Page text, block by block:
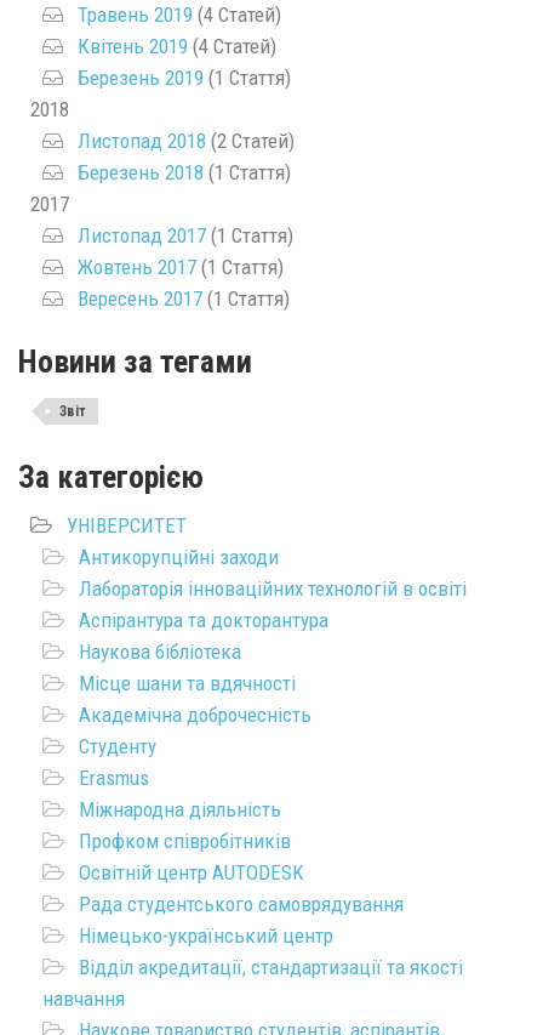
Травень 2019 (4 Статей)
Квітень 2019 (4 Статей)
Березень 2019 (1 Стаття)
2018
Листопад 2018 (2 Статей)
Березень 2018 (1 Стаття)
2017
Листопад 2017 (1 Стаття)
Жовтень 2017 (1 Стаття)
Вересень 2017 (1 Стаття)
Новини за тегами
Звіт
За категорією
УНІВЕРСИТЕТ
Антикорупційні заходи
Лабораторія інноваційних технологій в освіті
Аспірантура та докторантура
Наукова бібліотека
Місце шани та вдячності
Академічна доброчесність
Студенту
Erasmus
Міжнародна діяльність
Профком співробітників
Освітній центр AUTODESK
Рада студентського самоврядування
Німецько-український центр
Відділ акредитації, стандартизації та якості
навчання
Наукове товариство студентів, аспірантів,